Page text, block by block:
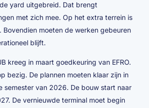
yard uitgebreid. Dat brengt
met zich mee. Op het extra terrein is
Bovendien moeten de werken gebeuren
blijft.
kreeg in maart goedkeuring van EFRO.
bezig. De plannen moeten klaar zijn in
semester van 2026. De bouw start naar
De vernieuwde terminal moet begin